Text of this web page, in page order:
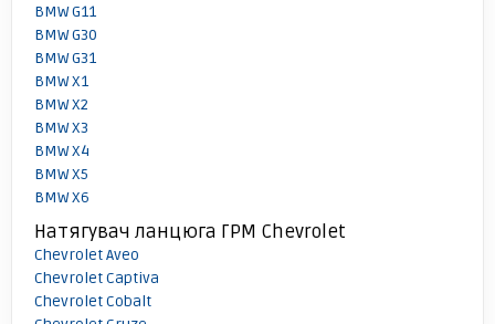
BMW G11
BMW G30
BMW G31
BMW X1
BMW X2
BMW X3
BMW X4
BMW X5
BMW X6
Натягувач ланцюга ГРМ Chevrolet
Chevrolet Aveo
Chevrolet Captiva
Chevrolet Cobalt